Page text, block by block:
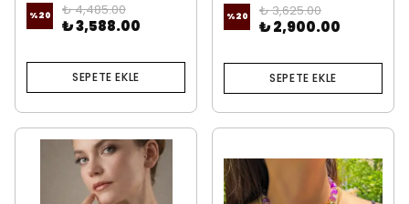
%20 ₺ 4,485.00
₺ 3,588.00
SEPETE EKLE
%20 ₺ 3,625.00
₺ 2,900.00
SEPETE EKLE